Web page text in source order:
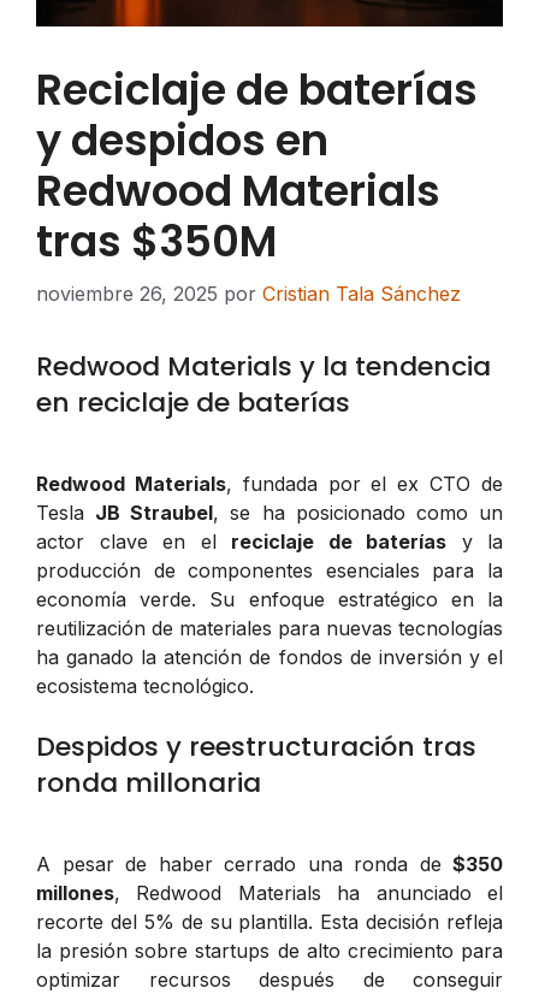
Reciclaje de baterías
y despidos en
Redwood Materials
tras $350M
noviembre 26, 2025 por Cristian Tala Sánchez
Redwood Materials y la tendencia
en reciclaje de baterías
Redwood Materials, fundada por el ex CTO de
Tesla JB Straubel, se ha posicionado como un
actor clave en el reciclaje de baterías y la
producción de componentes esenciales para la
economía verde. Su enfoque estratégico en la
reutilización de materiales para nuevas tecnologías
ha ganado la atención de fondos de inversión y el
ecosistema tecnológico.
Despidos y reestructuración tras
ronda millonaria
A pesar de haber cerrado una ronda de $350
millones, Redwood Materials ha anunciado el
recorte del 5% de su plantilla. Esta decisión refleja
la presión sobre startups de alto crecimiento para
optimizar recursos después de conseguir